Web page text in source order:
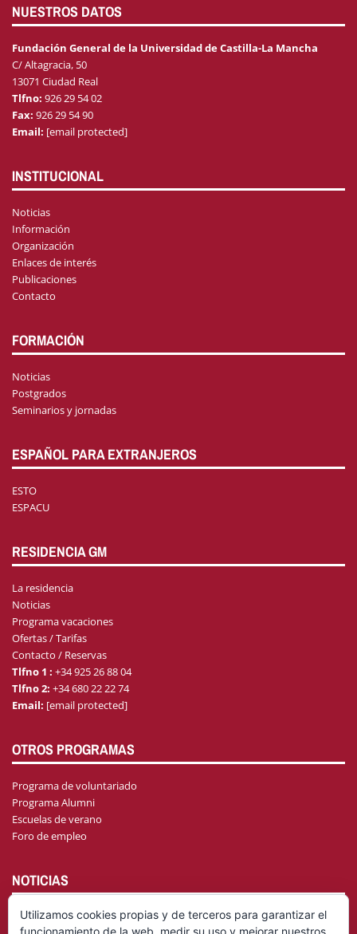
NUESTROS DATOS
Fundación General de la Universidad de Castilla-La Mancha
C/ Altagracia, 50
13071 Ciudad Real
Tlfno: 926 29 54 02
Fax: 926 29 54 90
Email: [email protected]
INSTITUCIONAL
Noticias
Información
Organización
Enlaces de interés
Publicaciones
Contacto
FORMACIÓN
Noticias
Postgrados
Seminarios y jornadas
ESPAÑOL PARA EXTRANJEROS
ESTO
ESPACU
RESIDENCIA GM
La residencia
Noticias
Programa vacaciones
Ofertas / Tarifas
Contacto / Reservas
Tlfno 1 : +34 925 26 88 04
Tlfno 2: +34 680 22 22 74
Email: [email protected]
OTROS PROGRAMAS
Programa de voluntariado
Programa Alumni
Escuelas de verano
Foro de empleo
NOTICIAS
Utilizamos cookies propias y de terceros para garantizar el
funcionamiento de la web, medir su uso y mejorar nuestros